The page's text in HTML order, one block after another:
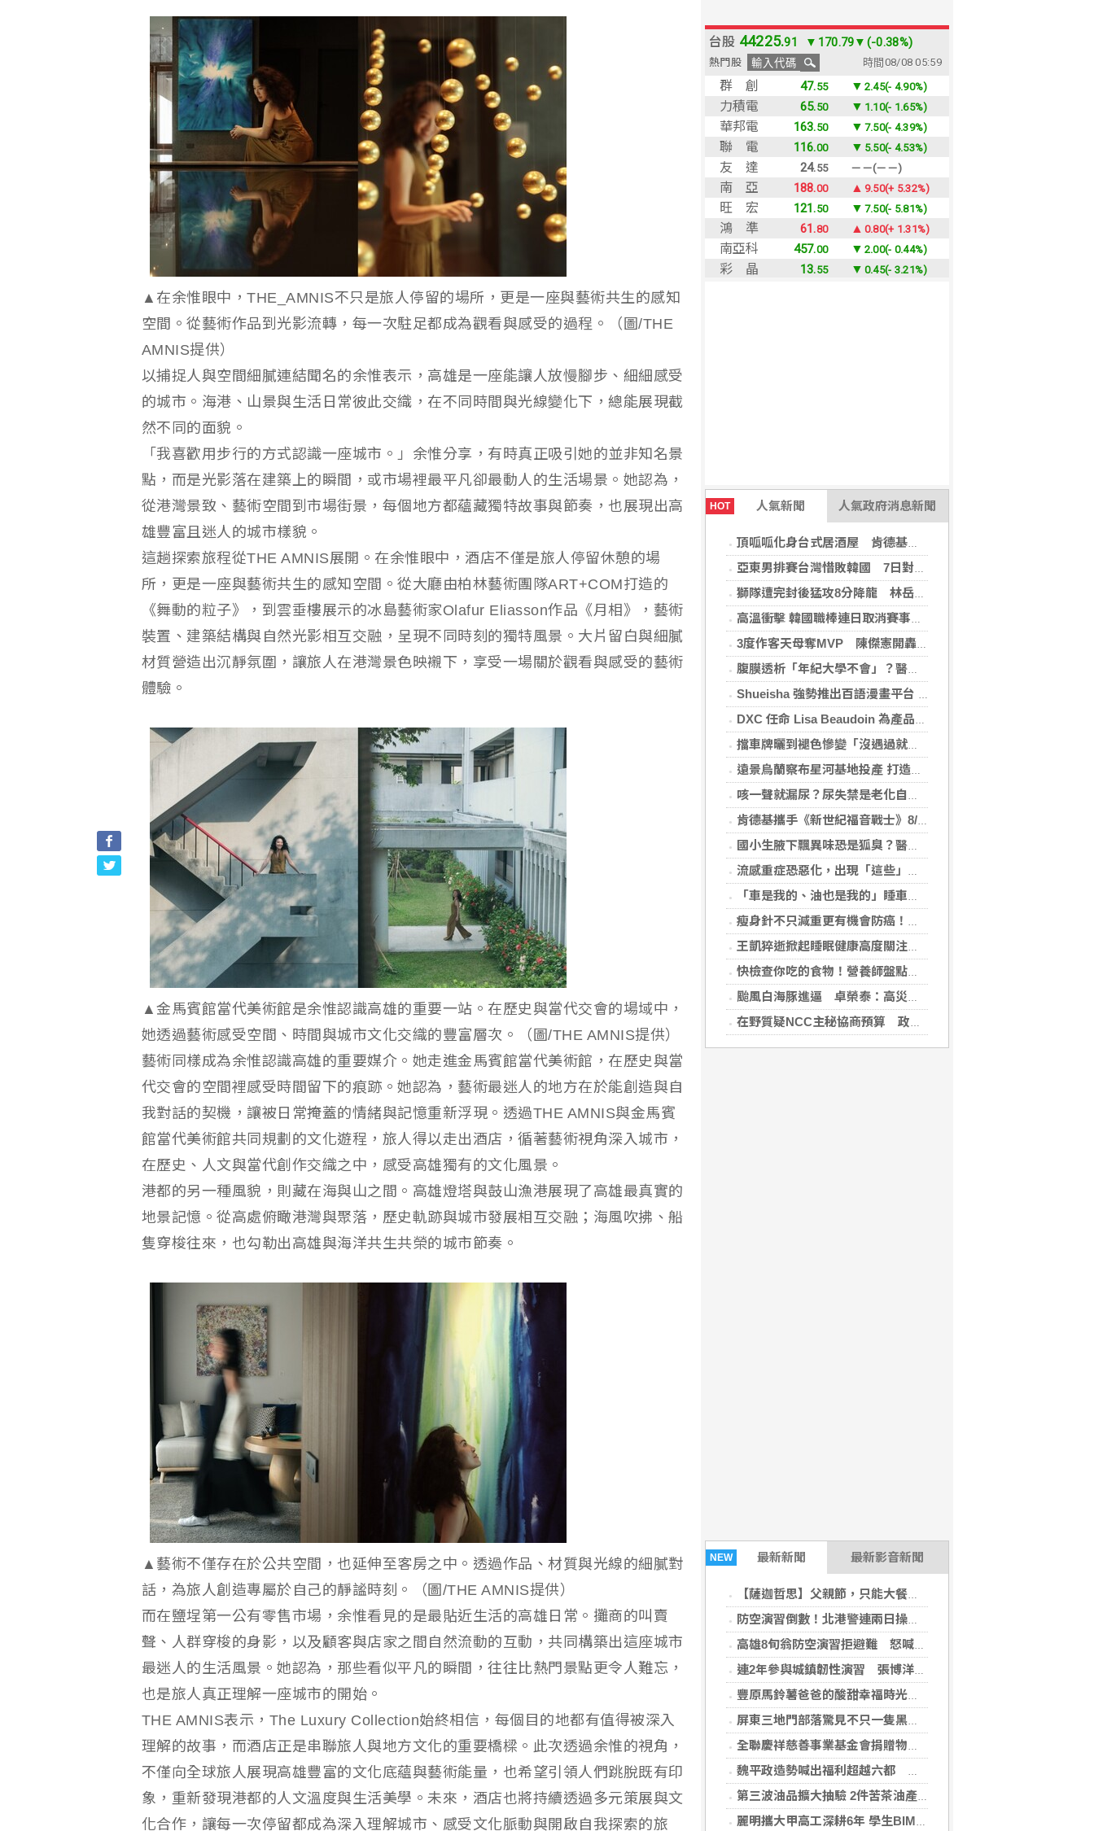
HOT 人氣新聞 人氣政府消息新聞
頂呱呱化身台式居酒屋 肯德基聯名EVA攻漫迷
亞東男排賽台灣惜敗韓國 7日對戰日本拚4強
獅隊遭完封後猛攻8分降龍 林岳平：總是要發揮
高溫衝擊 韓國職棒連日取消賽事、11日起晚間7時開打
3度作客天母奪MVP 陳傑憲開轟擊退雙殺心魔
腹膜透析「年紀大學不會」？醫：年齡並非限制 評估還要看3面向
Shueisha 強勢推出百語漫畫平台 MANGA MILLION 大舉進軍全球市場
DXC 任命 Lisa Beaudoin 為產品總監，以加速產品導向型增長
擋車牌曬到褪色慘變「沒遇過就好了」！崔始源親朝聖崩潰喊：記得常換照片
遠景烏蘭察布星河基地投產 打造吉瓦級AI基礎設施新模式
咳一聲就漏尿？尿失禁是老化自然現象？醫揭：不同尿失禁的治療方式
肯德基攜手《新世紀福音戰士》8/11霸脆覺醒 首度跨界台灣速食品牌！
國小生腋下飄異味恐是狐臭？醫：若伴青春期徵象應評估性早熟
流感重症恐惡化，出現「這些」症狀別再等！醫籲：別因非流感季就掉以輕心
「車是我的、油也是我的」睡車竟被收住宿費 官方一句話打臉飯店
瘦身針不只減重更有機會防癌！無糖尿病肥胖者使用GLP-1藥物 罹癌風險顯著下降
王凱猝逝掀起睡眠健康高度關注！醫籲：最危險的不是熬夜，而是「這個」錯覺
快檢查你吃的食物！營養師盤點「5大反式脂肪來源」跟你想的不同
颱風白海豚進逼 卓榮泰：高災害潛勢區加強預防性整備
在野質疑NCC主秘協商預算 政院：委員全出缺所致
NEW 最新新聞 最新影音新聞
【薩迦哲思】父親節，只能大餐一頓嗎？不只是「付清節」更要培福積德
防空演習倒數！北港警連兩日操演 未配合最高罰15萬元
高雄8旬翁防空演習拒避難 怒喊「路不是警察的」遭帶回法辦 最高恐挨罰15萬元
連2年參與城鎮韌性演習 張博洋提這建言
豐原馬鈴薯爸爸的酸甜幸福時光 親子攜手認識在地農業
屏東三地門部落驚見不只一隻黑熊出沒 林保署證實留下新鮮排遺與爪痕
全聯慶祥慈善事業基金會捐贈物資 張善政：讓愛心觸及更多需要的市民
魏平政造勢喊出福利超越六都 推薦同志介紹會泛藍基層實力再度凝聚
第三波油品擴大抽驗 2件苦茶油產品苯駢芘超標 前已要求預防性下架
麗明攜大甲高工深耕6年 學生BIM奪金創佳績
▲在余惟眼中，THE_AMNIS不只是旅人停留的場所，更是一座與藝術共生的感知
空間。從藝術作品到光影流轉，每一次駐足都成為觀看與感受的過程。（圖/THE
AMNIS提供）
以捕捉人與空間細膩連結聞名的余惟表示，高雄是一座能讓人放慢腳步、細細感受
的城市。海港、山景與生活日常彼此交織，在不同時間與光線變化下，總能展現截
然不同的面貌。
「我喜歡用步行的方式認識一座城市。」余惟分享，有時真正吸引她的並非知名景
點，而是光影落在建築上的瞬間，或市場裡最平凡卻最動人的生活場景。她認為，
從港灣景致、藝術空間到市場街景，每個地方都蘊藏獨特故事與節奏，也展現出高
雄豐富且迷人的城市樣貌。
這趟探索旅程從THE AMNIS展開。在余惟眼中，酒店不僅是旅人停留休憩的場
所，更是一座與藝術共生的感知空間。從大廳由柏林藝術團隊ART+COM打造的
《舞動的粒子》，到雲垂樓展示的冰島藝術家Olafur Eliasson作品《月相》，藝術
裝置、建築結構與自然光影相互交融，呈現不同時刻的獨特風景。大片留白與細膩
材質營造出沉靜氛圍，讓旅人在港灣景色映襯下，享受一場關於觀看與感受的藝術
體驗。
▲金馬賓館當代美術館是余惟認識高雄的重要一站。在歷史與當代交會的場域中，
她透過藝術感受空間、時間與城市文化交織的豐富層次。（圖/THE AMNIS提供）
藝術同樣成為余惟認識高雄的重要媒介。她走進金馬賓館當代美術館，在歷史與當
代交會的空間裡感受時間留下的痕跡。她認為，藝術最迷人的地方在於能創造與自
我對話的契機，讓被日常掩蓋的情緒與記憶重新浮現。透過THE AMNIS與金馬賓
館當代美術館共同規劃的文化遊程，旅人得以走出酒店，循著藝術視角深入城市，
在歷史、人文與當代創作交織之中，感受高雄獨有的文化風景。
港都的另一種風貌，則藏在海與山之間。高雄燈塔與鼓山漁港展現了高雄最真實的
地景記憶。從高處俯瞰港灣與聚落，歷史軌跡與城市發展相互交融；海風吹拂、船
隻穿梭往來，也勾勒出高雄與海洋共生共榮的城市節奏。
▲藝術不僅存在於公共空間，也延伸至客房之中。透過作品、材質與光線的細膩對
話，為旅人創造專屬於自己的靜謐時刻。（圖/THE AMNIS提供）
而在鹽埕第一公有零售市場，余惟看見的是最貼近生活的高雄日常。攤商的叫賣
聲、人群穿梭的身影，以及顧客與店家之間自然流動的互動，共同構築出這座城市
最迷人的生活風景。她認為，那些看似平凡的瞬間，往往比熱門景點更令人難忘，
也是旅人真正理解一座城市的開始。
THE AMNIS表示，The Luxury Collection始終相信，每個目的地都有值得被深入
理解的故事，而酒店正是串聯旅人與地方文化的重要橋樑。此次透過余惟的視角，
不僅向全球旅人展現高雄豐富的文化底蘊與藝術能量，也希望引領人們跳脫既有印
象，重新發現港都的人文溫度與生活美學。未來，酒店也將持續透過多元策展與文
化合作，讓每一次停留都成為深入理解城市、感受文化脈動與開啟自我探索的旅